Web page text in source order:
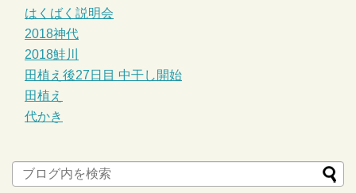
はくばく説明会
2018神代
2018鮭川
田植え後27日目 中干し開始
田植え
代かき